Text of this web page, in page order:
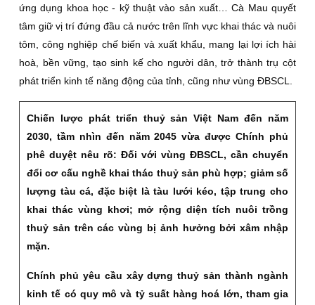
ứng dụng khoa học - kỹ thuật vào sản xuất… Cà Mau quyết
tâm giữ vị trí đứng đầu cả nước trên lĩnh vực khai thác và nuôi
tôm, công nghiệp chế biến và xuất khẩu, mang lại lợi ích hài
hoà, bền vững, tạo sinh kế cho người dân, trở thành trụ cột
phát triển kinh tế năng động của tỉnh, cũng như vùng ÐBSCL.
Chiến lược phát triển thuỷ sản Việt Nam đến năm
2030, tầm nhìn đến năm 2045 vừa được Chính phủ
phê duyệt nêu rõ: Ðối với vùng ÐBSCL, cần chuyển
đổi cơ cấu nghề khai thác thuỷ sản phù hợp; giảm số
lượng tàu cá, đặc biệt là tàu lưới kéo, tập trung cho
khai thác vùng khơi; mở rộng diện tích nuôi trồng
thuỷ sản trên các vùng bị ảnh hưởng bởi xâm nhập
mặn.
Chính phủ yêu cầu xây dựng thuỷ sản thành ngành
kinh tế có quy mô và tỷ suất hàng hoá lớn, tham gia